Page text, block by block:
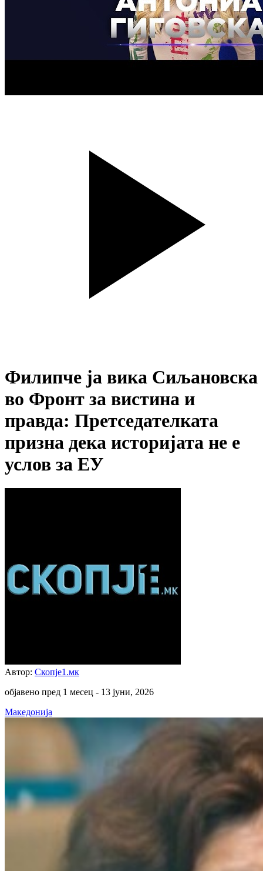
Филипче ја вика Сиљановска
во Фронт за вистина и
правда: Претседателката
призна дека историјата не е
услов за ЕУ
Автор: Скопје1.мк
објавено пред 1 месец - 13 јуни, 2026
Македонија